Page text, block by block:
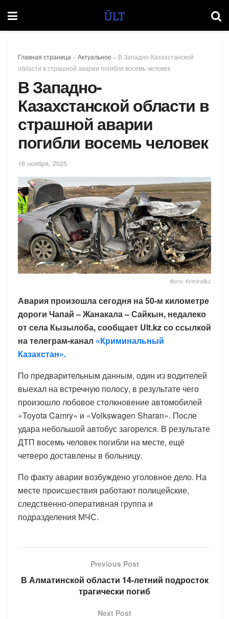
Главная страница » Актуальное » В Западно-Казахстанской
области в страшной аварии погибли восемь человек
В Западно-
Казахстанской области в
страшной аварии
погибли восемь человек
18 ноября, 2025
Фото: Kriminalkz
Авария произошла сегодня на 50-м километре
дороги Чапай – Жанакала – Сайкын, недалеко
от села Кызылоба, сообщает Ult.kz со ссылкой
на телеграм-канал «Криминальный
Казахстан».
По предварительным данным, один из водителей
выехал на встречную полосу, в результате чего
произошло лобовое столкновение автомобилей
«Toyota Camry» и «Volkswagen Sharan». После
удара небольшой автобус загорелся. В результате
ДТП восемь человек погибли на месте, ещё
четверо доставлены в больницу.
По факту аварии возбуждено уголовное дело. На
месте происшествия работают полицейские,
следственно-оперативная группа и
подразделения МЧС.
Previous Post
В Алматинской области 14-летний подросток
трагически погиб
Next Post